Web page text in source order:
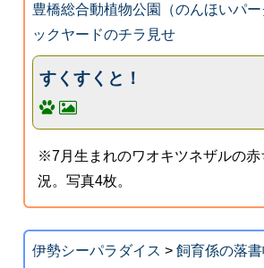
豊橋総合動植物公園（のんほいパー
ックヤードのチラ見せ
すくすくと！
※7月生まれのワオキツネザルの赤
況。写真4枚。
伊勢シーパラダイス > 飼育係の落書